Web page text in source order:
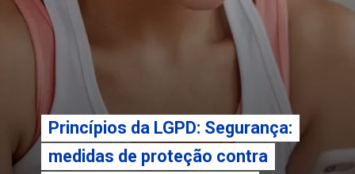
Princípios da LGPD: Segurança:
medidas de proteção contra
Princípios da LGPD: Segurança:
medidas de proteção contra